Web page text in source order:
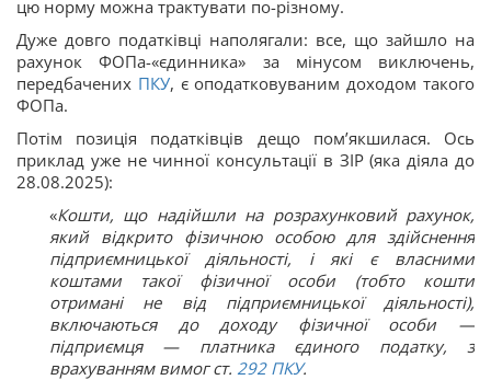
цю норму можна трактувати по-різному.
Дуже довго податківці наполягали: все, що зайшло на
рахунок ФОПа-«єдинника» за мінусом виключень,
передбачених ПКУ, є оподатковуваним доходом такого
ФОПа.
Потім позиція податківців дещо пом’якшилася. Ось
приклад уже не чинної консультації в ЗІР (яка діяла до
28.08.2025):
«Кошти, що надійшли на розрахунковий рахунок,
який відкрито фізичною особою для здійснення
підприємницької діяльності, і які є власними
коштами такої фізичної особи (тобто кошти
отримані не від підприємницької діяльності),
включаються до доходу фізичної особи —
підприємця — платника єдиного податку, з
врахуванням вимог ст. 292 ПКУ.